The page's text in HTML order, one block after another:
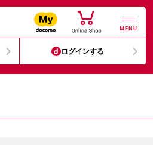
MENU
ログインする